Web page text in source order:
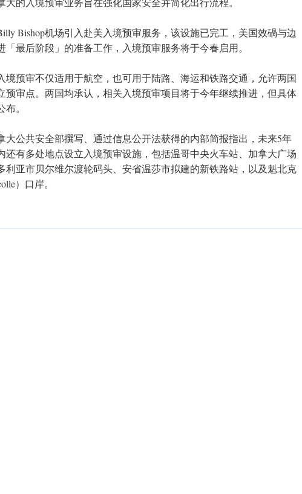
Bishop机场引入赴美入境预审服务，该设施已完工，美国效碢与边
「最后阶段」的准备工作，入境预审服务将于今春启用。
境预审不仅适用于航空，也可用于陆路、海运和铁路交通，允许两国
预审点。两国均承认，相关入境预审项目将于今年继续推进，但具体
。
大公共安全部撰写、通过信息公开法获得的内部简报指出，未来5年
还有多处地点设立入境预审设施，包括温哥中央火车站、加拿大广场
利亚市贝尔维尔渡轮码头、安省温莎市拟建的新铁路站，以及魁北克
）口岸。